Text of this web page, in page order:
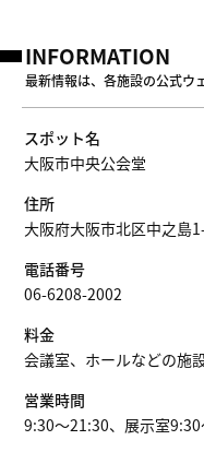
INFORMATION
最新情報は、各施設の公式ウ
スポット名
大阪市中央公会堂
住所
大阪府大阪市北区中之島
電話番号
06-6208-2002
料金
会議室、ホールなどの施
営業時間
9:30～21:30、展示室